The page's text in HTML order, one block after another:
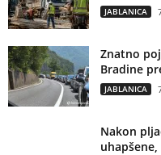
JABLANICA
Znatno
Bradine
JABLANICA
Nakon